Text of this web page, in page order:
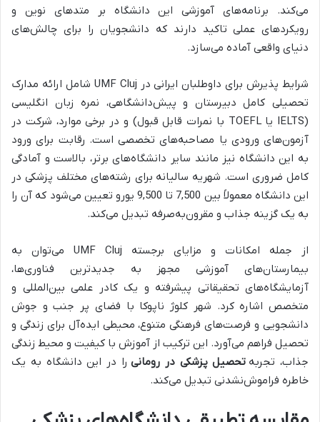
می‌کند. برنامه‌های آموزشی این دانشگاه بر متدهای نوین و
رویکردهای عملی تاکید دارند که دانشجویان را برای چالش‌های
دنیای واقعی آماده می‌سازد.
شرایط پذیرش برای داوطلبان ایرانی در UMF Cluj شامل ارائه مدارک
تحصیلی کامل دبیرستان و پیش‌دانشگاهی، نمره زبان انگلیسی
(IELTS یا TOEFL با نمرات قابل قبول) و در برخی موارد، شرکت در
آزمون‌های ورودی یا مصاحبه‌های تخصصی است. رقابت برای ورود
به این دانشگاه نیز مانند سایر دانشگاه‌های برتر، بالاست و آمادگی
کامل ضروری است. شهریه سالیانه برای رشته‌های مختلف پزشکی در
این دانشگاه معمولاً بین 7,500 تا 9,500 یورو تعیین می‌شود که آن را
به یک گزینه جذاب و مقرون‌به‌صرفه تبدیل می‌کند.
از جمله امکانات و مزایای برجسته UMF Cluj می‌توان به
بیمارستان‌های آموزشی مجهز به جدیدترین فناوری‌ها،
آزمایشگاه‌های تحقیقاتی پیشرفته و یک کادر علمی بین‌المللی و
متخصص اشاره کرد. شهر کلوژ ناپوکا با فضای پر جنب و جوش
دانشجویی و فرصت‌های فرهنگی متنوع، محیطی ایده‌آل برای زندگی و
تحصیل فراهم می‌آورد. این ترکیب از آموزش با کیفیت و محیط زندگی
جذاب، تجربه تحصیل پزشکی در رومانی را در این دانشگاه به یک
خاطره فراموش‌نشدنی تبدیل می‌کند.